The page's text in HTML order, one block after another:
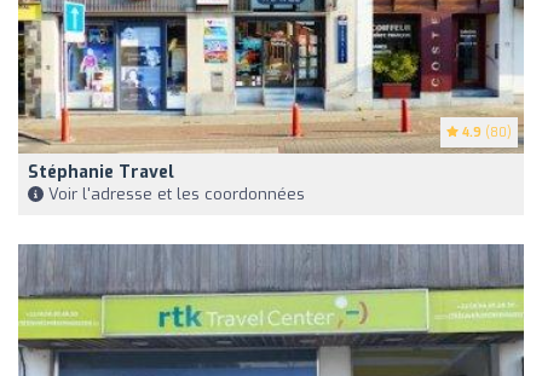
4.9 (80)
Stéphanie Travel
Voir l'adresse et les coordonnées